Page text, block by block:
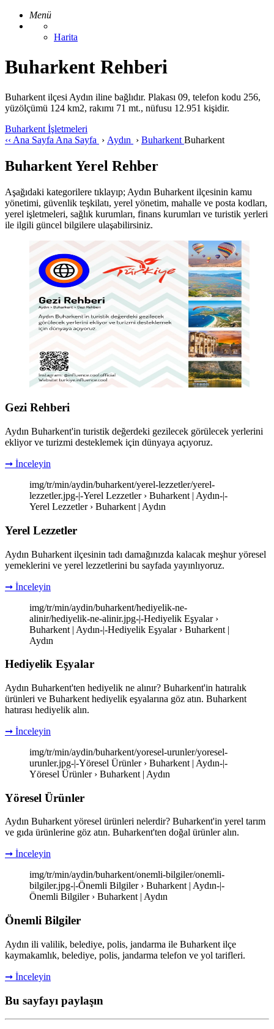
Menü
Harita
Buharkent Rehberi
Buharkent ilçesi Aydın iline bağlıdır. Plakası 09, telefon kodu 256,
yüzölçümü 124 km2, rakımı 71 mt., nüfusu 12.951 kişidir.
Buharkent İşletmeleri
‹‹ Ana Sayfa Ana Sayfa › Aydın › Buharkent Buharkent
Buharkent Yerel Rehber
Aşağıdaki kategorilere tıklayıp; Aydın Buharkent ilçesinin kamu
yönetimi, güvenlik teşkilatı, yerel yönetim, mahalle ve posta kodları,
yerel işletmeleri, sağlık kurumları, finans kurumları ve turistik yerleri
ile ilgili güncel bilgilere ulaşabilirsiniz.
Gezi Rehberi
Aydın Buharkent'in turistik değerdeki gezilecek görülecek yerlerini
ekliyor ve turizmi desteklemek için dünyaya açıyoruz.
➞ İnceleyin
img/tr/min/aydin/buharkent/yerel-lezzetler/yerel-
lezzetler.jpg-|-Yerel Lezzetler › Buharkent | Aydın-|-
Yerel Lezzetler › Buharkent | Aydın
Yerel Lezzetler
Aydın Buharkent ilçesinin tadı damağınızda kalacak meşhur yöresel
yemeklerini ve yerel lezzetlerini bu sayfada yayınlıyoruz.
➞ İnceleyin
img/tr/min/aydin/buharkent/hediyelik-ne-
alinir/hediyelik-ne-alinir.jpg-|-Hediyelik Eşyalar ›
Buharkent | Aydın-|-Hediyelik Eşyalar › Buharkent |
Aydın
Hediyelik Eşyalar
Aydın Buharkent'ten hediyelik ne alınır? Buharkent'in hatıralık
ürünleri ve Buharkent hediyelik eşyalarına göz atın. Buharkent
hatırası hediyelik alın.
➞ İnceleyin
img/tr/min/aydin/buharkent/yoresel-urunler/yoresel-
urunler.jpg-|-Yöresel Ürünler › Buharkent | Aydın-|-
Yöresel Ürünler › Buharkent | Aydın
Yöresel Ürünler
Aydın Buharkent yöresel ürünleri nelerdir? Buharkent'in yerel tarım
ve gıda ürünlerine göz atın. Buharkent'ten doğal ürünler alın.
➞ İnceleyin
img/tr/min/aydin/buharkent/onemli-bilgiler/onemli-
bilgiler.jpg-|-Önemli Bilgiler › Buharkent | Aydın-|-
Önemli Bilgiler › Buharkent | Aydın
Önemli Bilgiler
Aydın ili valilik, belediye, polis, jandarma ile Buharkent ilçe
kaymakamlık, belediye, polis, jandarma telefon ve yol tarifleri.
➞ İnceleyin
Bu sayfayı paylaşın